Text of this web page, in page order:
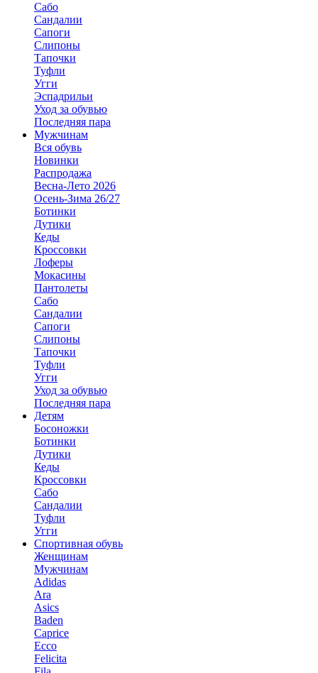
Сабо
Сандалии
Сапоги
Слипоны
Тапочки
Туфли
Угги
Эспадрильи
Уход за обувью
Последняя пара
Мужчинам
Вся обувь
Новинки
Распродажа
Весна-Лето 2026
Осень-Зима 26/27
Ботинки
Дутики
Кеды
Кроссовки
Лоферы
Мокасины
Пантолеты
Сабо
Сандалии
Сапоги
Слипоны
Тапочки
Туфли
Угги
Уход за обувью
Последняя пара
Детям
Босоножки
Ботинки
Дутики
Кеды
Кроссовки
Сабо
Сандалии
Туфли
Угги
Спортивная обувь
Женщинам
Мужчинам
Adidas
Ara
Asics
Baden
Caprice
Ecco
Felicita